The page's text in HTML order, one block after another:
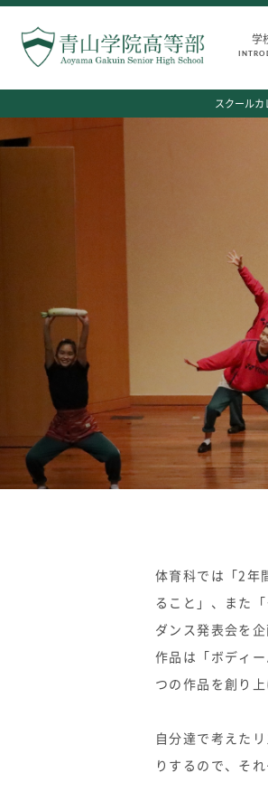
学
学校紹介
卒業生からのメッセージ
スクールカ
体育科では「2年
ること」、また
ダンス発表会を企
作品は「ボディ
つの作品を創り上
自分達で考えた
りするので、そ